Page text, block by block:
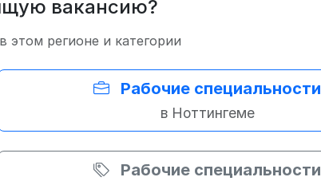
вакансию?
этом регионе и категории
Рабочие специальности
в Ноттингеме
Рабочие специальности